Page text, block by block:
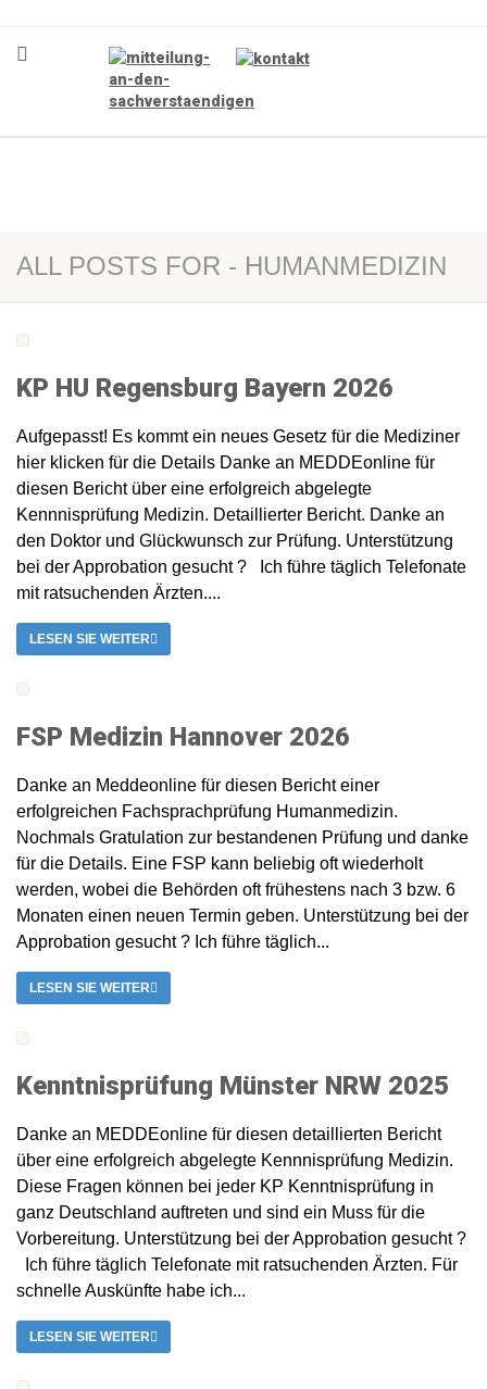
ALL POSTS FOR - HUMANMEDIZIN
KP HU Regensburg Bayern 2026
Aufgepasst! Es kommt ein neues Gesetz für die Mediziner
hier klicken für die Details Danke an MEDDEonline für
diesen Bericht über eine erfolgreich abgelegte
Kennnisprüfung Medizin. Detaillierter Bericht. Danke an
den Doktor und Glückwunsch zur Prüfung. Unterstützung
bei der Approbation gesucht ? Ich führe täglich Telefonate
mit ratsuchenden Ärzten....
LESEN SIE WEITER
FSP Medizin Hannover 2026
Danke an Meddeonline für diesen Bericht einer
erfolgreichen Fachsprachprüfung Humanmedizin.
Nochmals Gratulation zur bestandenen Prüfung und danke
für die Details. Eine FSP kann beliebig oft wiederholt
werden, wobei die Behörden oft frühestens nach 3 bzw. 6
Monaten einen neuen Termin geben. Unterstützung bei der
Approbation gesucht ? Ich führe täglich...
LESEN SIE WEITER
Kenntnisprüfung Münster NRW 2025
Danke an MEDDEonline für diesen detaillierten Bericht
über eine erfolgreich abgelegte Kennnisprüfung Medizin.
Diese Fragen können bei jeder KP Kenntnisprüfung in
ganz Deutschland auftreten und sind ein Muss für die
Vorbereitung. Unterstützung bei der Approbation gesucht ?
Ich führe täglich Telefonate mit ratsuchenden Ärzten. Für
schnelle Auskünfte habe ich...
LESEN SIE WEITER